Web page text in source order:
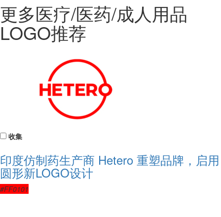
更多医疗/医药/成人用品
LOGO推荐
收集
印度仿制药生产商 Hetero 重塑品牌，启用
圆形新LOGO设计
#FF0101